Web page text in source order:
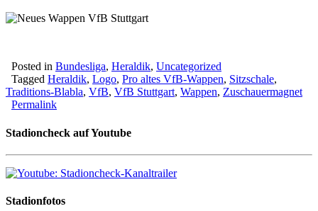
Posted in Bundesliga, Heraldik, Uncategorized
Tagged Heraldik, Logo, Pro altes VfB-Wappen, Sitzschale,
Traditions-Blabla, VfB, VfB Stuttgart, Wappen, Zuschauermagnet
Permalink
Stadioncheck auf Youtube
Stadionfotos